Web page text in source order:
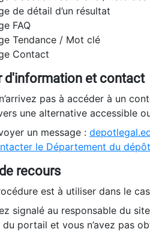
de détail d’un résultat
FAQ
Tendance / Mot clé
Contact
d'information et contact
pas à accéder à un
une alternative accessible
un message :
le Département du
recours
est à utiliser dans le
signalé au responsable du
du portail et vous n’avez pas